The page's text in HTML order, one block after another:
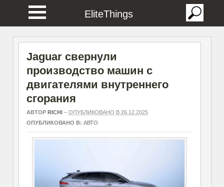
EliteThings
Jaguar свернули
производство машин с
двигателями внутреннего
сгорания
АВТОР RICHI– ОПУБЛИКОВАНО В 26.12.2025
ОПУБЛИКОВАНО В: АВТО